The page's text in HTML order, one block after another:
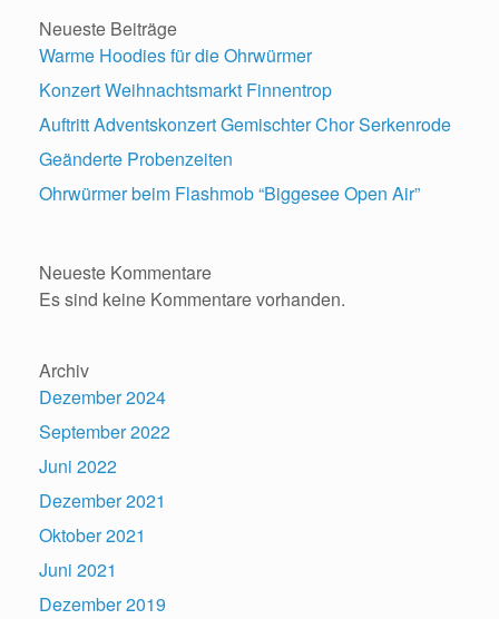
Neueste Beiträge
Warme Hoodies für die Ohrwürmer
Konzert Weihnachtsmarkt Finnentrop
Auftritt Adventskonzert Gemischter Chor Serkenrode
Geänderte Probenzeiten
Ohrwürmer beim Flashmob “Biggesee Open Air”
Neueste Kommentare
Es sind keine Kommentare vorhanden.
Archiv
Dezember 2024
September 2022
Juni 2022
Dezember 2021
Oktober 2021
Juni 2021
Dezember 2019